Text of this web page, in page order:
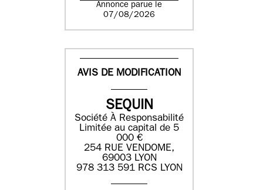
Annonce parue le
07/08/2026
AVIS DE MODIFICATION
SEQUIN
Société À Responsabilité
Limitée au capital de 5
000 €
254 RUE VENDOME,
69003 LYON
978 313 591 RCS LYON